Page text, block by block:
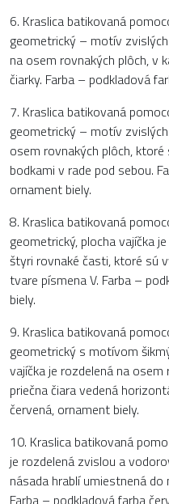
6. Kraslica batikovaná
geometrický – motív
na osem rovnakých plôch, v
čiarky. Farba – podkladová
7. Kraslica batikovaná
geometrický – motív
osem rovnakých plôch,
bodkami v rade pod sebou.
ornament biely.
8. Kraslica batikovaná
geometrický, plocha vajíčka
štyri rovnaké časti, ktoré sú
tvare písmena V. Farba –
biely.
9. Kraslica batikovaná
geometrický s motívom
vajíčka je rozdelená na
priečna čiara vedená
červená, ornament biely.
10. Kraslica batikovaná
je rozdelená zvislou a
násada hrablí umiestnená